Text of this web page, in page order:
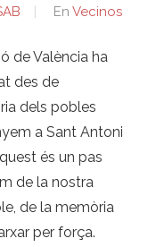
En Vecinos
de València ha
des de
dels pobles
a Sant Antoni
és un pas
de la nostra
de la memòria
per força.